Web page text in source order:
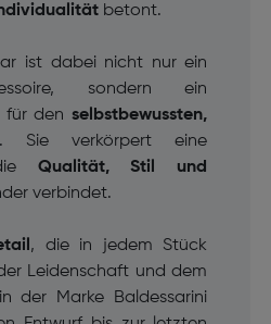
betont.
ist dabei nicht nur ein
sondern ein
für denselbstbewussten,
Sie verkörpert eine
Qualität, Stil und
verbindet.
, die in jedem Stück
Leidenschaft und dem
der Marke Baldessarini